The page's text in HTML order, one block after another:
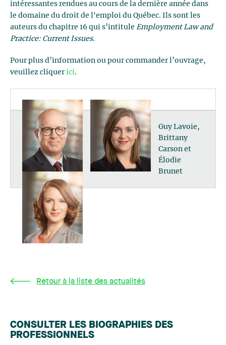
intéressantes rendues au cours de la dernière année dans
le domaine du droit de l'emploi du Québec. Ils sont les
auteurs du chapitre 16 qui s’intitule Employment Law and
Practice: Current Issues.
Pour plus d’information ou pour commander l’ouvrage,
veuillez cliquerici.
Guy Lavoie,
Brittany
Carson et
Élodie
Brunet
Retour à la liste des actualités
CONSULTER LES BIOGRAPHIES DES
PROFESSIONNELS